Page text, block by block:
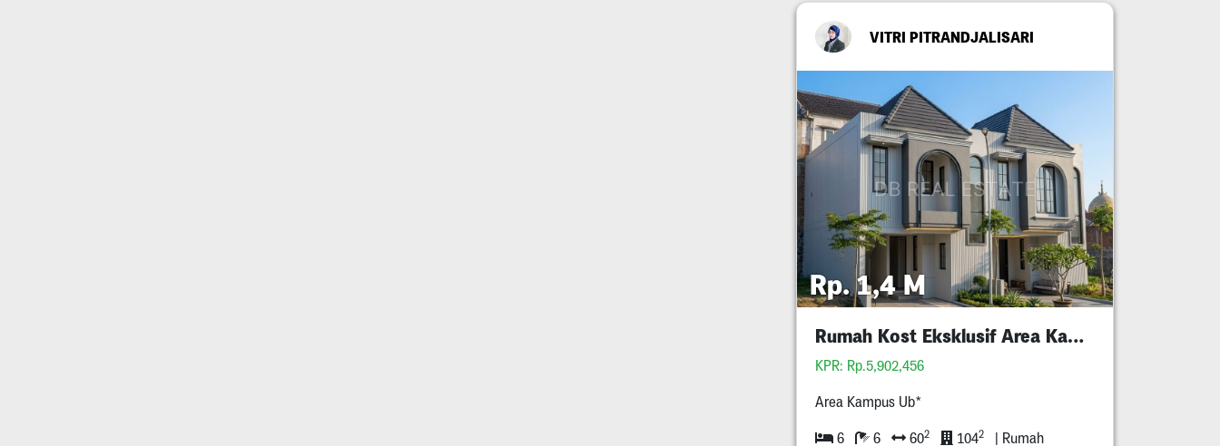
VITRI PITRANDJALISARI
Rp. 1,4 M
Rumah Kost Eksklusif Area Kampus Ub 2
KPR: Rp.5,902,456
Area Kampus Ub*
6 6 602 1042 | Rumah